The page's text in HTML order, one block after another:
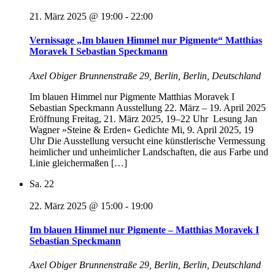
21. März 2025 @ 19:00 - 22:00
Vernissage „Im blauen Himmel nur Pigmente“ Matthias
Moravek I Sebastian Speckmann
Axel Obiger Brunnenstraße 29, Berlin, Berlin, Deutschland
Im blauen Himmel nur Pigmente Matthias Moravek I
Sebastian Speckmann Ausstellung 22. März – 19. April 2025 ​
Eröffnung Freitag, 21. März 2025, 19–22 Uhr ​ Lesung Jan
Wagner »Steine & Erden« Gedichte Mi, 9. April 2025, 19
Uhr Die Ausstellung versucht eine künstlerische Vermessung
heimlicher und unheimlicher Landschaften, die aus Farbe und
Linie gleichermaßen […]
Sa. 22
22. März 2025 @ 15:00 - 19:00
Im blauen Himmel nur Pigmente – Matthias Moravek I
Sebastian Speckmann
Axel Obiger Brunnenstraße 29, Berlin, Berlin, Deutschland